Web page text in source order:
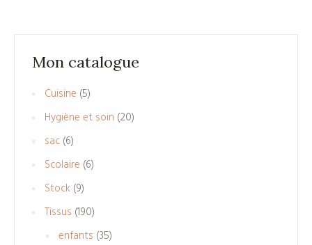
Mon catalogue
Cuisine 55
produits
Hygiène et soin 2020
sac 66
produits
Scolaire 66
Stock 99
produits
Tissus 190190
produits
enfants 3535